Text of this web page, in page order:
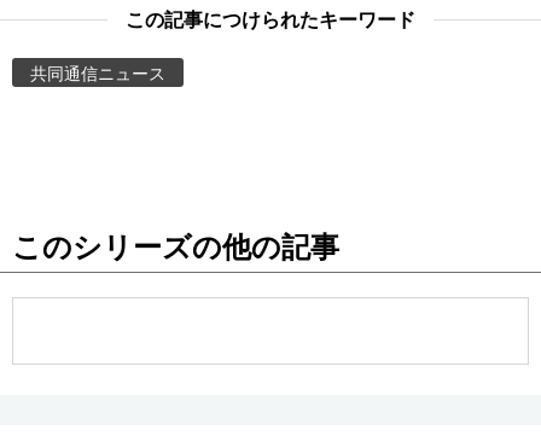
東京
この記事につけられたキーワード
共同通信ニュース
このシリーズの他の記事